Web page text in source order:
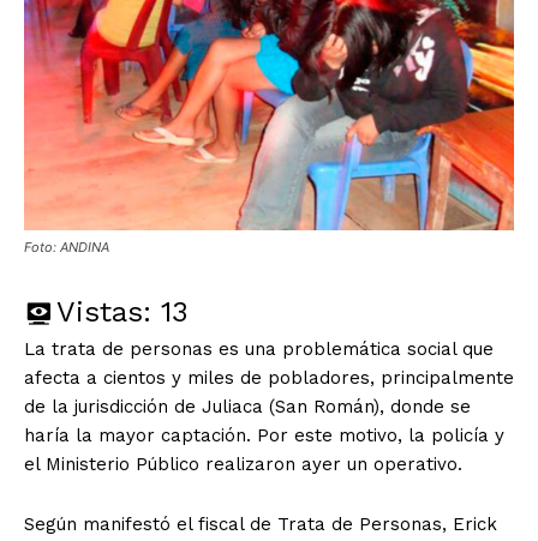
Foto: ANDINA
Vistas: 13
La trata de personas es una problemática social que
afecta a cientos y miles de pobladores, principalmente
de la jurisdicción de Juliaca (San Román), donde se
haría la mayor captación. Por este motivo, la policía y
el Ministerio Público realizaron ayer un operativo.
Según manifestó el fiscal de Trata de Personas, Erick